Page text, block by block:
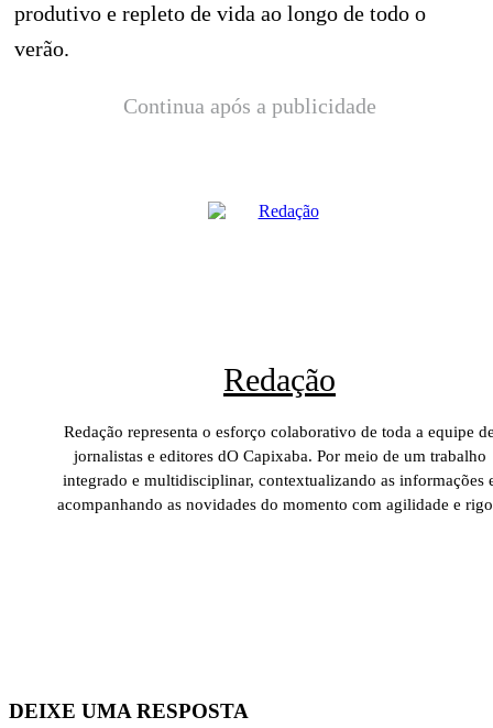
produtivo e repleto de vida ao longo de todo o
verão.
Continua após a publicidade
Redação
Redação representa o esforço colaborativo de toda a equipe
jornalistas e editores dO Capixaba. Por meio de um trabalho
integrado e multidisciplinar, contextualizando as informações
acompanhando as novidades do momento com agilidade e
DEIXE UMA RESPOSTA